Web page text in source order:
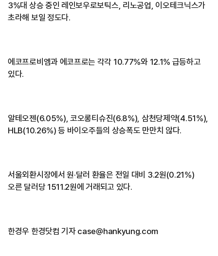
3%대 상승 중인 레인보우로보틱스, 리노공업, 이오테크닉스가
초라해 보일 정도다.
에코프로비엠과 에코프로는 각각 10.77%와 12.1% 급등하고
있다.
알테오젠(6.05%), 코오롱티슈진(6.8%), 삼천당제약(4.51%),
HLB(10.26%) 등 바이오주들의 상승폭도 만만치 않다.
서울외환시장에서 원·달러 환율은 전일 대비 3.2원(0.21%)
오른 달러당 1511.2원에 거래되고 있다.
한경우 한경닷컴 기자 case@hankyung.com